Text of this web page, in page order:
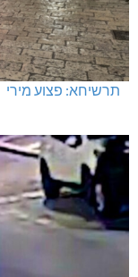
תרשיחא: פצוע מירי